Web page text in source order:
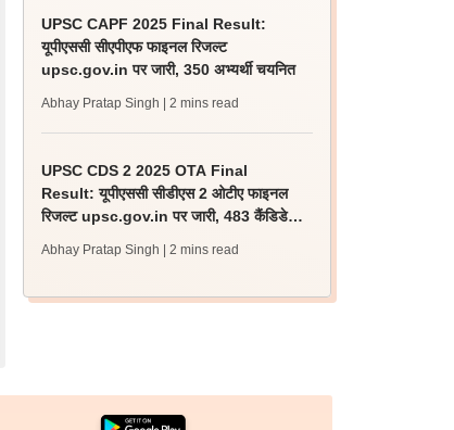
UPSC CAPF 2025 Final Result:
यूपीएससी सीएपीएफ फाइनल रिजल्ट
upsc.gov.in पर जारी, 350 अभ्यर्थी चयनित
Abhay Pratap Singh | 2 mins read
UPSC CDS 2 2025 OTA Final
Result: यूपीएससी सीडीएस 2 ओटीए फाइनल
रिजल्ट upsc.gov.in पर जारी, 483 कैंडिडेट
Abhay Pratap Singh | 2 mins read